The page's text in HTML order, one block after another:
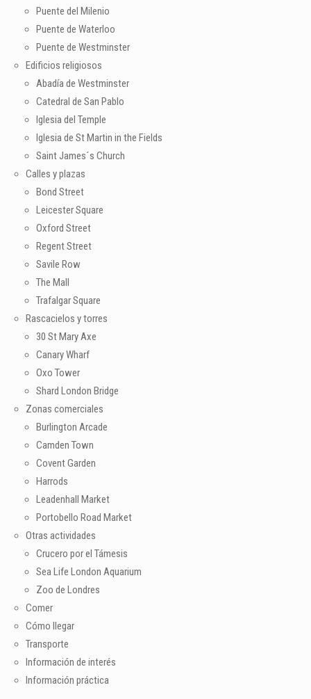
Puente del Milenio
Puente de Waterloo
Puente de Westminster
Edificios religiosos
Abadía de Westminster
Catedral de San Pablo
Iglesia del Temple
Iglesia de St Martin in the Fields
Saint James´s Church
Calles y plazas
Bond Street
Leicester Square
Oxford Street
Regent Street
Savile Row
The Mall
Trafalgar Square
Rascacielos y torres
30 St Mary Axe
Canary Wharf
Oxo Tower
Shard London Bridge
Zonas comerciales
Burlington Arcade
Camden Town
Covent Garden
Harrods
Leadenhall Market
Portobello Road Market
Otras actividades
Crucero por el Támesis
Sea Life London Aquarium
Zoo de Londres
Comer
Cómo llegar
Transporte
Información de interés
Información práctica